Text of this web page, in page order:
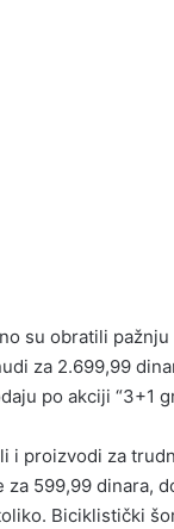
su obratili pažnju
za 2.699,99
po akciji “3+1
i proizvodi za
za 599,99 dinara,
Biciklistički